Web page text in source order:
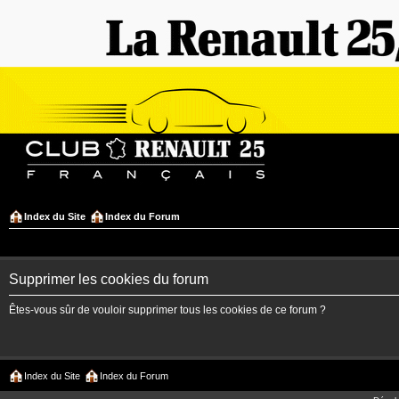
Index du Site Index du Forum
Supprimer les cookies du forum
Êtes-vous sûr de vouloir supprimer tous les cookies de ce forum ?
Index du Site Index du Forum